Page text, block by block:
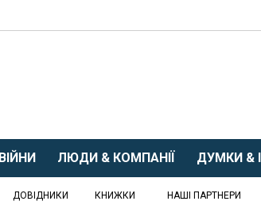
ЛЮДИ & КОМПАНІЇ ДУМКИ &
ДОВІДНИКИ КНИЖКИ НАШІ ПАРТНЕРИ